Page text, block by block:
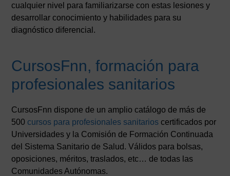
cualquier nivel para familiarizarse con estas lesiones y
desarrollar conocimiento y habilidades para su
diagnóstico diferencial.
CursosFnn, formación para
profesionales sanitarios
CursosFnn dispone de un amplio catálogo de más de
500 cursos para profesionales sanitarios certificados por
Universidades y la Comisión de Formación Continuada
del Sistema Sanitario de Salud. Válidos para bolsas,
oposiciones, méritos, traslados, etc… de todas las
Comunidades Autónomas.